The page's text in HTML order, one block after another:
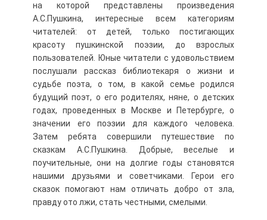
на которой представлены произведения
А.С.Пушкина, интересные всем категориям
читателей: от детей, только постигающих
красоту пушкинской поэзии, до взрослых
пользователей. Юные читатели с удовольствием
послушали рассказ библиотекаря о жизни и
судьбе поэта, о том, в какой семье родился
будущий поэт, о его родителях, няне, о детских
годах, проведенных в Москве и Петербурге, о
значении его поэзии для каждого человека.
Затем ребята совершили путешествие по
сказкам А.С.Пушкина. Добрые, веселые и
поучительные, они на долгие годы становятся
нашими друзьями и советчиками. Герои его
сказок помогают нам отличать добро от зла,
правду ото лжи, стать честными, смелыми.